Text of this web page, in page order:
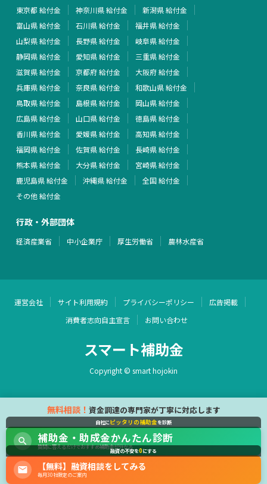
東京都 給付金
神奈川県 給付金
新潟県 給付金
富山県 給付金
石川県 給付金
福井県 給付金
山梨県 給付金
長野県 給付金
岐阜県 給付金
静岡県 給付金
愛知県 給付金
三重県 給付金
滋賀県 給付金
京都府 給付金
大阪府 給付金
兵庫県 給付金
奈良県 給付金
和歌山県 給付金
鳥取県 給付金
島根県 給付金
岡山県 給付金
広島県 給付金
山口県 給付金
徳島県 給付金
香川県 給付金
愛媛県 給付金
高知県 給付金
福岡県 給付金
佐賀県 給付金
長崎県 給付金
熊本県 給付金
大分県 給付金
宮崎県 給付金
鹿児島県 給付金
沖縄県 給付金
全国 給付金
その他 給付金
行政・外部団体
経済産業省 中小企業庁 厚生労働省 農林水産省
運営会社 サイト利用規約 プライバシーポリシー
広告掲載
消費者志向自主宣言
お問い合わせ
スマート補助金
Copyright © smart hojokin
無料相談！ 資金調達の専門家が丁寧に対応します
自社にピッタリの補助金を診断
補助金・助成金かんたん診断
質問に答えるだけでおすすめ補助金が分かる
融資の不安を0にする
【無料】融資相談をしてみる
毎月30社限定のご案内